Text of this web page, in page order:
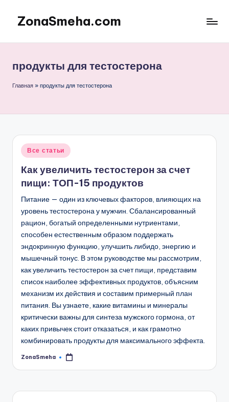
Перейти
содержимому
ZonaSmeha.com
питание
продукты для тестостерона
Главная » продукты для тестостерона
Опубликовано
Все статьи
Как увеличить тестостерон за счет
пищи: ТОП-15 продуктов
Питание — один из ключевых факторов, влияющих на
уровень тестостерона у мужчин. Сбалансированный
рацион, богатый определенными нутриентами,
способен естественным образом поддержать
эндокринную функцию, улучшить либидо, энергию и
мышечный тонус. В этом руководстве мы рассмотрим,
как увеличить тестостерон за счет пищи, представим
список наиболее эффективных продуктов, объясним
механизм их действия и составим примерный план
питания. Вы узнаете, какие витамины и минералы
критически важны для синтеза мужского гормона, от
каких привычек стоит отказаться, и как грамотно
комбинировать продукты для максимального эффекта.
Запись
ZonaSmeha